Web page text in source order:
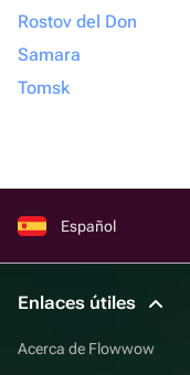
Rostov del Don
Samara
Tomsk
Español
Enlaces útiles
Acerca de Flowwow